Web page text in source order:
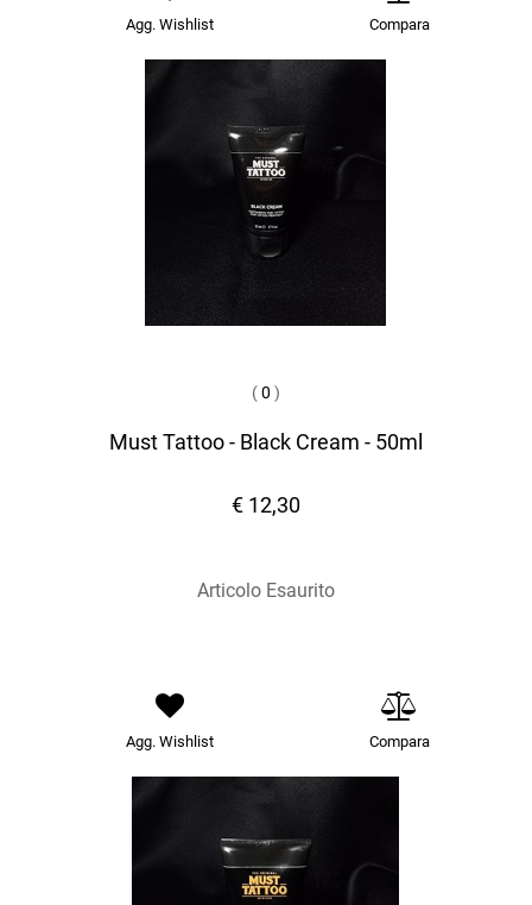
Agg. Wishlist Compara
(0 )
Must Tattoo - Black Cream - 50ml
€ 12,30
Articolo Esaurito
Agg. Wishlist Compara